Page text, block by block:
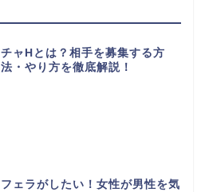
チャHとは？相手を募集する方
法・やり方を徹底解説！
フェラがしたい！女性が男性を気